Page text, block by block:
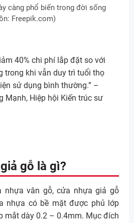
càng phổ biến trong đời sống
Freepik.com)
40% chi phí lắp đặt so với
trong khi vẫn duy trì tuổi thọ
sử dụng bình thường.” –
Mạnh, Hiệp hội Kiến trúc sư
gỗ là gì?
nhựa vân gỗ, cửa nhựa giả gỗ
nhựa có bề mặt được phủ lớp
mắt dày 0.2 – 0.4mm. Mục đích